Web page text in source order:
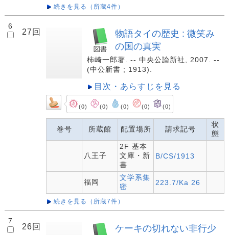
続きを見る（所蔵4件）
6
27回
物語タイの歴史 : 微笑み
の国の真実
柿崎一郎著. -- 中央公論新社, 2007. --
(中公新書 ; 1913).
目次・あらすじを見る
(0) (0) (0) (0) (0)
巻号 所蔵館 配置場所 請求記号
状
態
八王子
2F 基本
文庫・新
書
B/CS/1913
福岡
文学系集
密
223.7/Ka 26
続きを見る（所蔵7件）
7
26回
ケーキの切れない非行少